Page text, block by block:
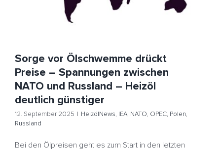
Sorge vor Ölschwemme drückt
Preise – Spannungen zwischen
NATO und Russland – Heizöl
deutlich günstiger
12. September 2025 | HeizölNews, IEA, NATO, OPEC, Polen,
Russland
Bei den Ölpreisen geht es zum Start in den letzten